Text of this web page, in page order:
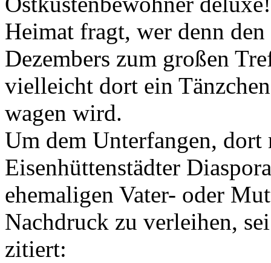
Heimat fragt, wer denn
Dezembers zum großen
vielleicht dort ein
wagen wird.
Um dem Unterfangen,
Eisenhüttenstädter
ehemaligen Vater- oder
Nachdruck zu verleihen,
zitiert: